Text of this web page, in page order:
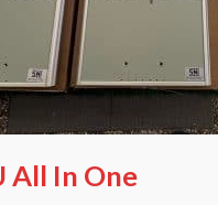
All In One